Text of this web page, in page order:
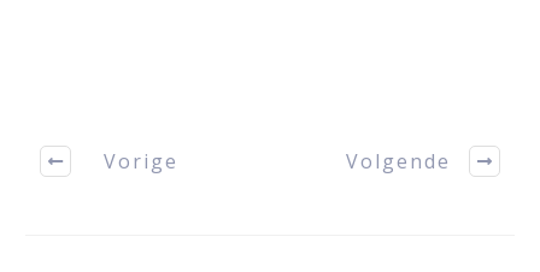
Vorige Volgende